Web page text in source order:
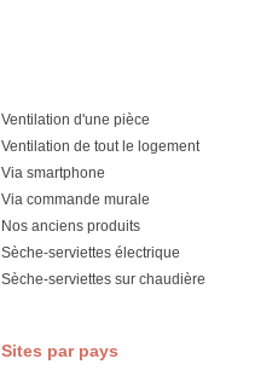
Ventilation d'une pièce
Ventilation de tout le logement
Via smartphone
Via commande murale
Nos anciens produits
Sèche-serviettes électrique
Sèche-serviettes sur chaudière
Sites par pays